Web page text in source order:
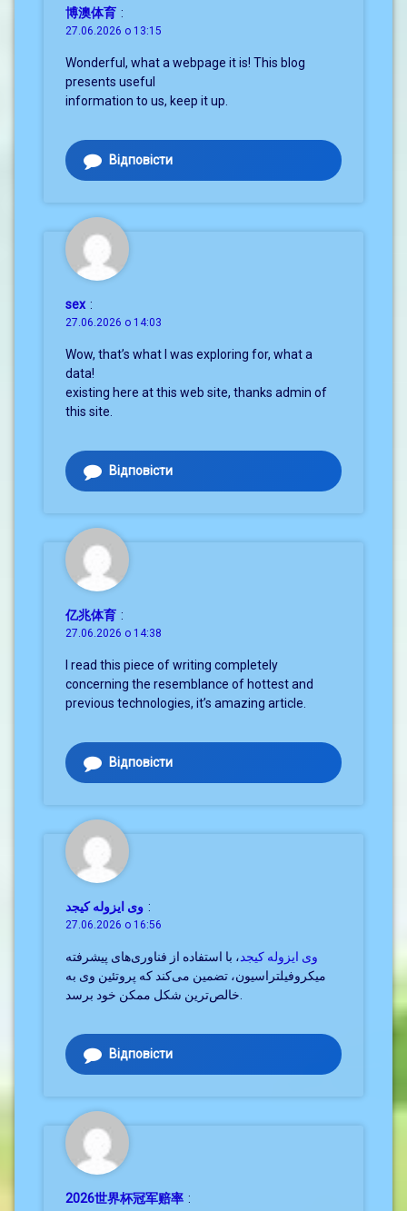
博澳体育 :
27.06.2026 о 13:15
Wonderful, what a webpage it is! This blog
presents useful
information to us, keep it up.
Відповісти
sex :
27.06.2026 о 14:03
Wow, that’s what I was exploring for, what a
data!
existing here at this web site, thanks admin of
this site.
Відповісти
亿兆体育 :
27.06.2026 о 14:38
I read this piece of writing completely
concerning the resemblance of hottest and
previous technologies, it’s amazing article.
Відповісти
وی ایزوله کیجد :
27.06.2026 о 16:56
وی ایزوله کیجد، با استفاده از فناوری‌های پیشرفته
میکروفیلتراسیون، تضمین می‌کند که پروتئین وی به
خالص‌ترین شکل ممکن خود برسد.
Відповісти
2026世界杯冠军赔率 :